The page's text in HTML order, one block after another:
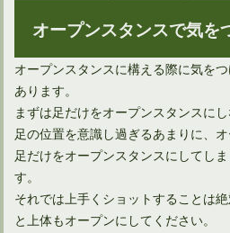
オープンスタンスで気を
オープンスタンスに構える際に気を
あります。
まずは足だけをオープンスタンスにし
足の位置を意識し過ぎるあまりに、
足だけをオープンスタンスにしてし
す。
それでは上手くショットすることは
と上体もオープンにしてください。